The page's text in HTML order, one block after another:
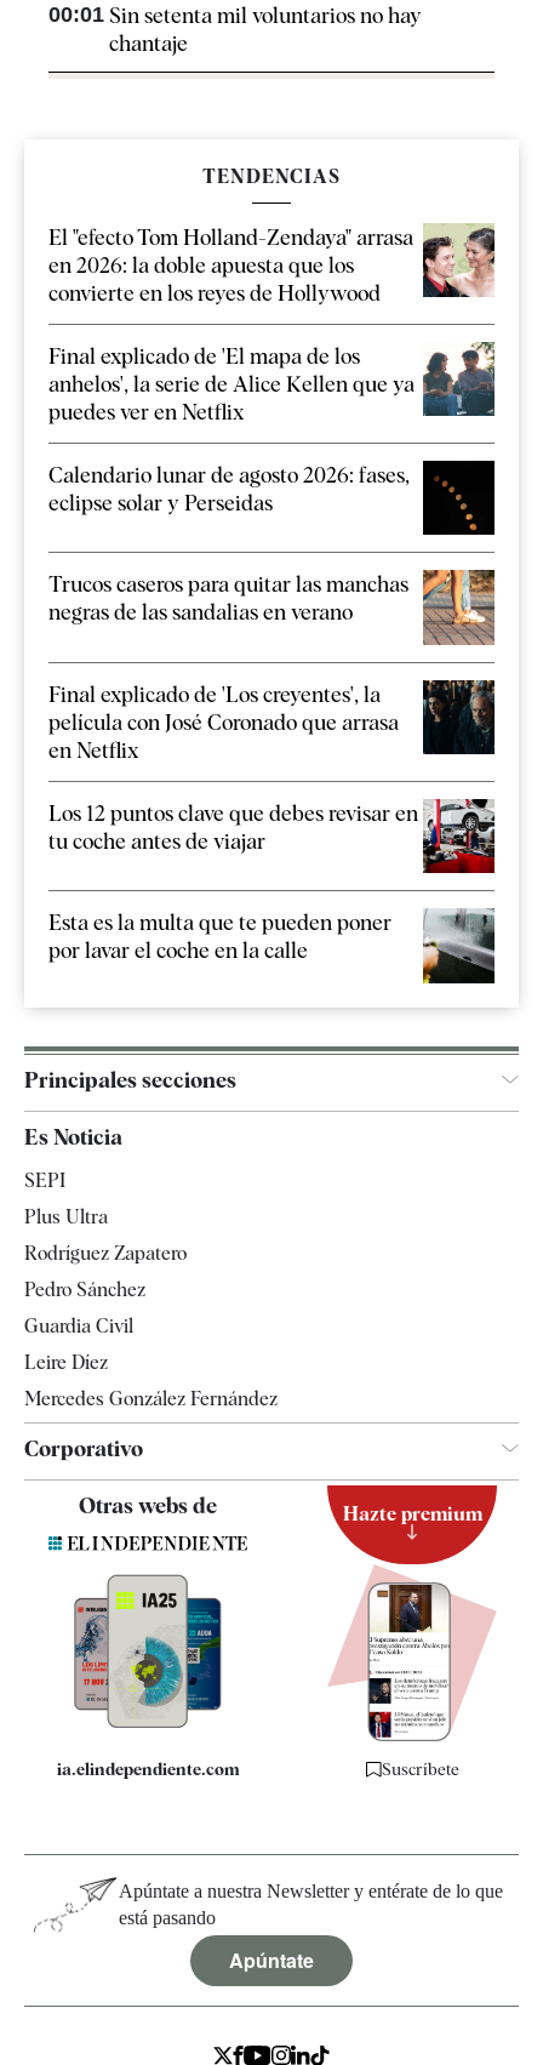
00:01 Sin setenta mil voluntarios no hay
chantaje
TENDENCIAS
El "efecto Tom Holland-Zendaya" arrasa
en 2026: la doble apuesta que los
convierte en los reyes de Hollywood
Final explicado de 'El mapa de los
anhelos', la serie de Alice Kellen que ya
puedes ver en Netflix
Calendario lunar de agosto 2026: fases,
eclipse solar y Perseidas
Trucos caseros para quitar las manchas
negras de las sandalias en verano
Final explicado de 'Los creyentes', la
película con José Coronado que arrasa
en Netflix
Los 12 puntos clave que debes revisar en
tu coche antes de viajar
Esta es la multa que te pueden poner
por lavar el coche en la calle
Principales secciones
Televisión
Es Noticia
SEPI
Plus Ultra
Rodríguez Zapatero
Pedro Sánchez
Guardia Civil
Leire Díez
Mercedes González Fernández
Corporativo
Quiénes somos
Especificaciones
Otras webs de
ia.elindependiente.com
Hazte premium
Suscríbete
Apúntate a nuestra Newsletter y entérate de lo que
está pasando
Apúntate